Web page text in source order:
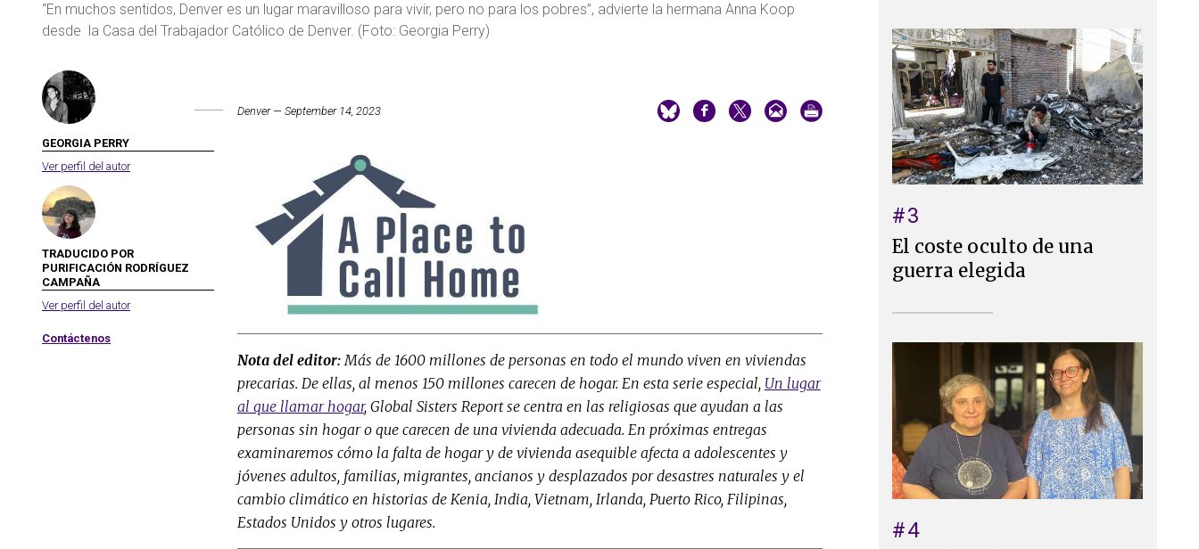
“En muchos sentidos, Denver es un lugar maravilloso para vivir, pero no para los pobres”, advierte la hermana Anna Koop
desde la Casa del Trabajador Católico de Denver. (Foto: Georgia Perry)
GEORGIA PERRY
Ver perfil del autor
TRADUCIDO POR
PURIFICACIÓN RODRÍGUEZ
CAMPAÑA
Ver perfil del autor
Contáctenos
Denver — September 14, 2023
Nota del editor: Más de 1600 millones de personas en todo el mundo viven en viviendas
precarias. De ellas, al menos 150 millones carecen de hogar. En esta serie especial, Un lugar
al que llamar hogar, Global Sisters Report se centra en las religiosas que ayudan a las
personas sin hogar o que carecen de una vivienda adecuada. En próximas entregas
examinaremos cómo la falta de hogar y de vivienda asequible afecta a adolescentes y
jóvenes adultos, familias, migrantes, ancianos y desplazados por desastres naturales y el
cambio climático en historias de Kenia, India, Vietnam, Irlanda, Puerto Rico, Filipinas,
Estados Unidos y otros lugares.
#3
El coste oculto de una
guerra elegida
#4